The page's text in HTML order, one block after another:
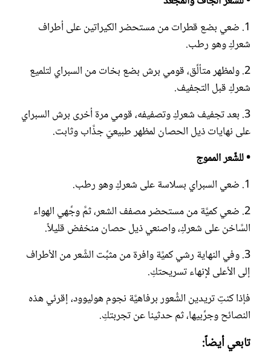
1. ضعي بضع قطرات من مستحضر الكيراتين على أطراف
شعركِ وهو رطب.
2. ولمظهر متألِّق، قومي برش بضع بخات من السبراي لتلميع
شعركِ قبل التجفيف.
3. بعد تجفيف شعركِ وتصفيفه، قومي مرة أخرى برش السبراي
على نهايات ذيل الحصان لمظهر طبيعيّ جذَّاب وثابت.
• للشَّعر المموج
1. ضعي السبراي بسلاسة على شعركِ وهو رطب.
2. ضعي كميَّة من مستحضر مصفف الشعر، ثمَّ وجِّهي الهواء
السَّاخن على شعركِ، واصنعي ذيل حصان منخفض قليلاً.
3. وفي النهاية رشي كميَّة وافرة من مثبِّت الشَّعر من الأطراف
إلى الأعلى لإنهاء تسريحتكِ.
فإذا كنتِ تريدين الشُّعور برفاهيَّة نجوم هوليوود، إقرئي هذه
النصائح وجرِّبيها، ثم حدثينا عن تجربتكِ.
تابعي أيضاً: